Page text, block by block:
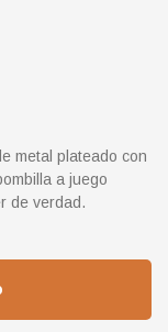
metal plateado con
a juego
de verdad.